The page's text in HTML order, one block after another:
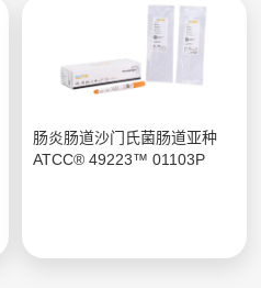
肠炎肠道沙门氏菌肠道亚种
ATCC® 49223™ 01103P